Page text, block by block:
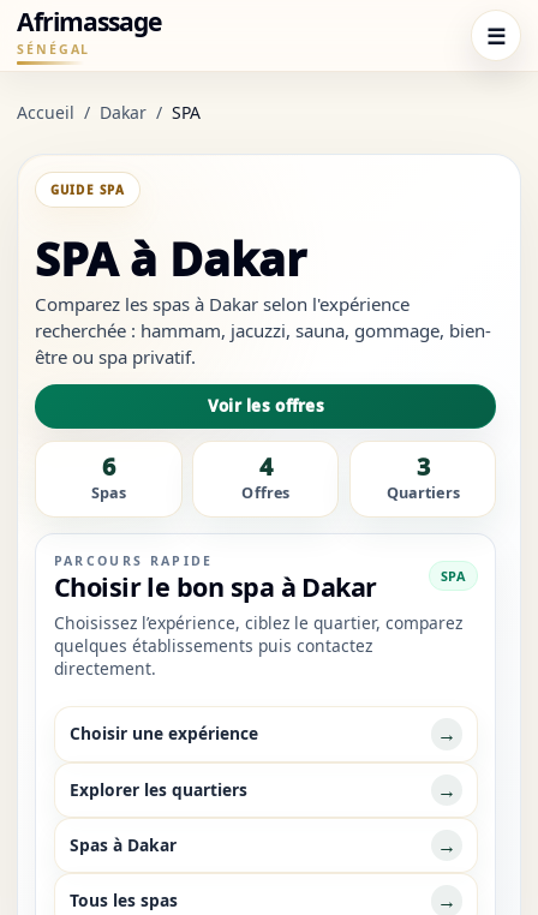
Afrimassage
SÉNÉGAL ☰
Accueil / Dakar / SPA
GUIDE SPA
SPA à Dakar
Comparez les spas à Dakar selon l'expérience
recherchée : hammam, jacuzzi, sauna, gommage, bien-
être ou spa privatif.
Voir les offres
6
Spas
4
Offres
3
Quartiers
PARCOURS RAPIDE
Choisir le bon spa à Dakar SPA
Choisissez l’expérience, ciblez le quartier, comparez
quelques établissements puis contactez
directement.
Choisir une expérience →
Explorer les quartiers →
Spas à Dakar →
Tous les spas →